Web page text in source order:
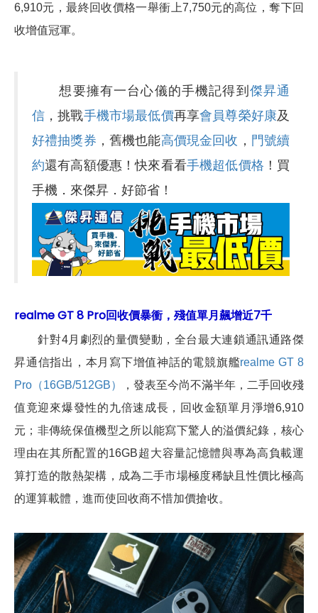
6,910元，最終回收價格一舉衝上7,750元的高位，奪下回
收增值冠軍。
想要擁有一台心儀的手機記得到 傑昇通
信 ，挑戰手機市場最低價再享會員尊榮好康及
好禮抽獎券 ，舊機也能高價現金回收 ， 門號續
約還有高額優惠！快來看看手機超低價格 ！買
手機．來傑昇．好節省！
realme GT 8 Pro回收價暴衝，殘值單月飆增近7千
針對4月劇烈的量價變動，全台最大連鎖通訊通路傑
昇通信指出，本月寫下增值神話的電競旗艦realme GT 8
Pro（16GB/512GB）
，發表至今尚不滿半年，二手回收殘
值竟迎來爆發性的九倍速成長，回收金額單月淨增6,910
元；非傳統保值機型之所以能寫下驚人的溢價紀錄，核心
理由在其所配置的16GB超大容量記憶體與專為高負載運
算打造的散熱架構，成為二手市場極度稀缺且性價比極高
的運算載體，進而使回收商不惜加價搶收。